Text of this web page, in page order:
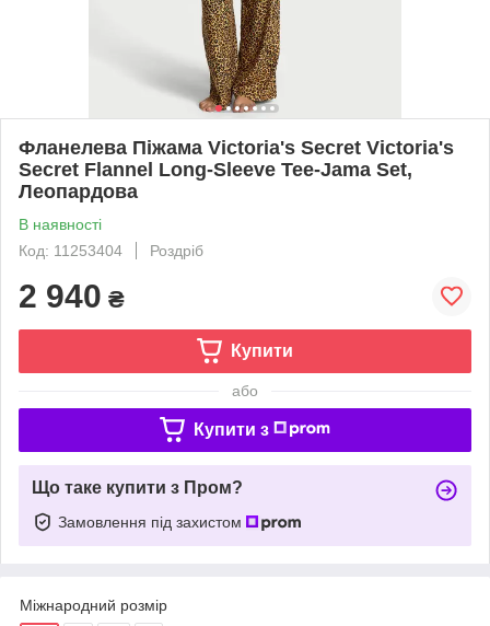
Фланелева Піжама Victoria's Secret Victoria's
Secret Flannel Long-Sleeve Tee-Jama Set,
Леопардова
В наявності
Код: 11253404
Роздріб
2 940 ₴
Купити
або
Купити з
Що таке купити з Пром?
Замовлення під захистом
Міжнародний розмір